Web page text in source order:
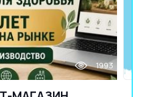
1993